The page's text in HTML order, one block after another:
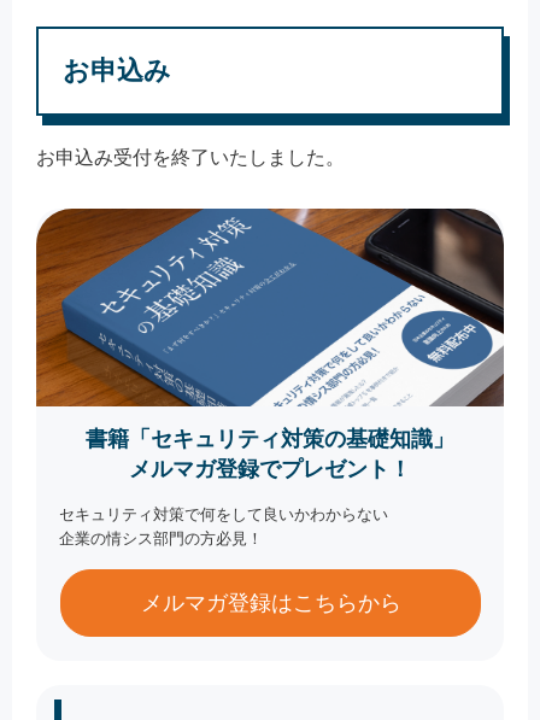
お申込み
お申込み受付を終了いたしました。
書籍「セキュリティ対策の基礎知識」
メルマガ登録でプレゼント！
セキュリティ対策で何をして良いかわからない
企業の情シス部門の方必見！
メルマガ登録はこちらから